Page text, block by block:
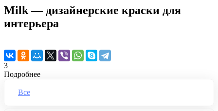
Milk — дизайнерские краски для
интерьера
3
Подробнее
Все